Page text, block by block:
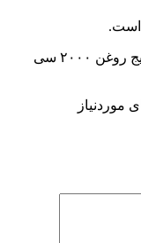
است.
اولین کسی باشید که دیدگاهی می نویسد “گیج روغن ۲۰۰۰ سی
موردنیاز